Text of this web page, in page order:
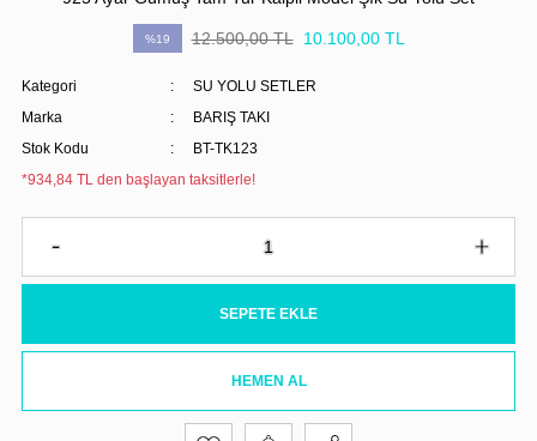
%19 12.500,00 TL 10.100,00 TL
Kategori
SU YOLU SETLER
Marka
BARIŞ TAKI
Stok Kodu
BT-TK123
*934,84 TL den başlayan taksitlerle!
SEPETE EKLE
HEMEN AL